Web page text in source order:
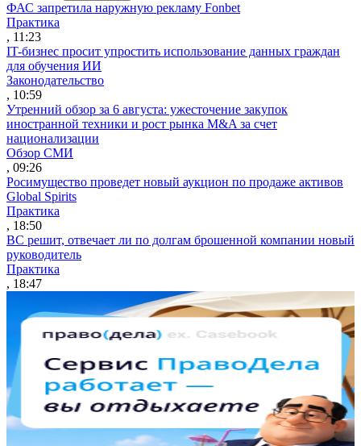
ФАС запретила наружную рекламу Fonbet
Практика
, 11:23
IT-бизнес просит упростить использование данных граждан
для обучения ИИ
Законодательство
, 10:59
Утренний обзор за 6 августа: ужесточение закупок
иностранной техники и рост рынка M&A за счет
национализации
Обзор СМИ
, 09:26
Росимущество проведет новый аукцион по продаже активов
Global Spirits
Практика
, 18:50
ВС решит, отвечает ли по долгам брошенной компании новый
руководитель
Практика
, 18:47